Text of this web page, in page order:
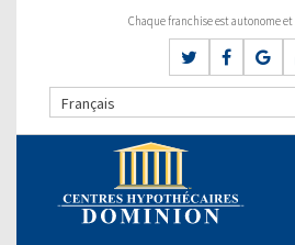
Chaque franchise est autonome
Français